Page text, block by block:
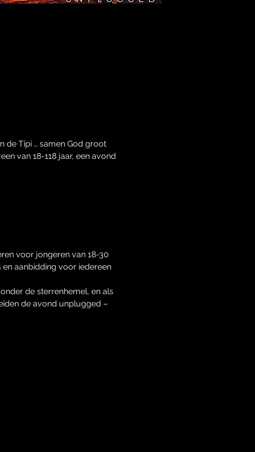
de Tipi … samen God groot
van 18-118 jaar, een avond
voor jongeren van 18-30
aanbidding voor iedereen
de sterrenhemel, en als
de avond unplugged –